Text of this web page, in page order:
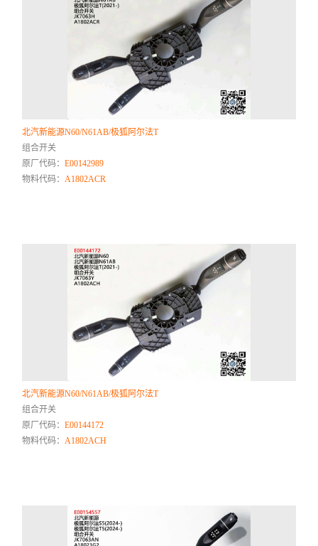
北汽新能源N60/N61AB/极狐阿尔法T
组合开关
原厂代码：E00142989
物料代码：A1802ACR
北汽新能源N60/N61AB/极狐阿尔法T
组合开关
原厂代码：E00144172
物料代码：A1802ACH